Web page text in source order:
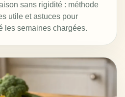
sans rigidité : méthode
utile et astuces pour
les semaines chargées.